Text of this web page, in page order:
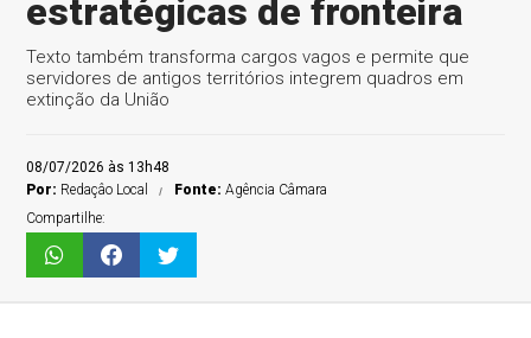
estratégicas de fronteira
Texto também transforma cargos vagos e permite que
servidores de antigos territórios integrem quadros em
extinção da União
08/07/2026 às 13h48
Por: Redaçâo Local Fonte:Agência Câmara
Compartilhe: